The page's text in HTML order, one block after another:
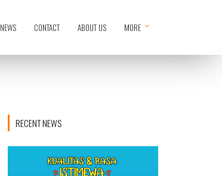
NEWS CONTACT ABOUT US MORE
RECENT NEWS